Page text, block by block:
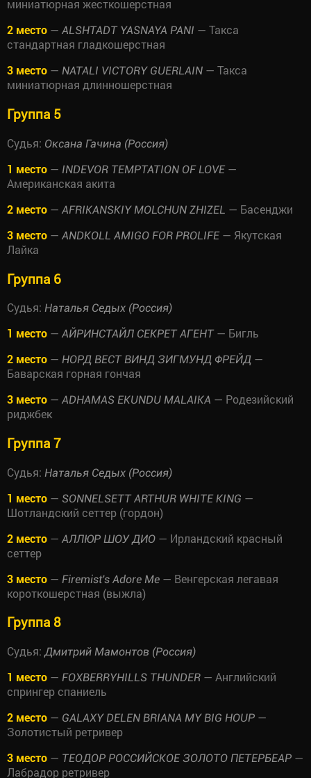
миниатюрная жесткошерстная
2 место — ALSHTADT YASNAYA PANI — Такса
стандартная гладкошерстная
3 место — NATALI VICTORY GUERLAIN — Такса
миниатюрная длинношерстная
Группа 5
Судья: Оксана Гачина (Россия)
1 место — INDEVOR TEMPTATION OF LOVE —
Американская акита
2 место — AFRIKANSKIY MOLCHUN ZHIZEL — Басенджи
3 место — ANDKOLL AMIGO FOR PROLIFE — Якутская
Лайка
Группа 6
Судья: Наталья Седых (Россия)
1 место — АЙРИНСТАЙЛ СЕКРЕТ АГЕНТ— Бигль
2 место — НОРД ВЕСТ ВИНД ЗИГМУНД ФРЕЙД —
Баварская горная гончая
3 место — ADHAMAS EKUNDU MALAIKA — Родезийский
риджбек
Группа 7
Судья: Наталья Седых (Россия)
1 место — SONNELSETT ARTHUR WHITE KING —
Шотландский сеттер (гордон)
2 место — АЛЛЮР ШОУ ДИО — Ирландский красный
сеттер
3 место — Firemist's Adore Me — Венгерская легавая
короткошерстная (выжла)
Группа 8
Судья: Дмитрий Мамонтов (Россия)
1 место — FOXBERRYHILLS THUNDER — Английский
спрингер спаниель
2 место — GALAXY DELEN BRIANA MY BIG HOUP —
Золотистый ретривер
3 место — ТЕОДОР РОССИЙСКОЕ ЗОЛОТО ПЕТЕРБЕАР —
Лабрадор ретривер